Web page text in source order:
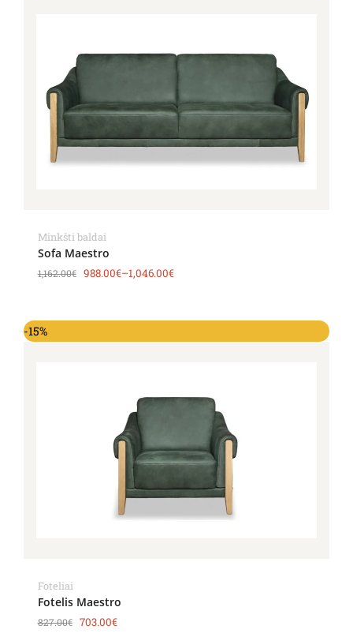
Minkšti baldai
Sofa Maestro
1,162.00€ 988.00€–1,046.00€
-15%
Foteliai
Fotelis Maestro
827.00€ 703.00€